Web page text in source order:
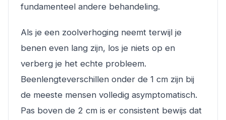
fundamenteel andere behandeling.
Als je een zoolverhoging neemt terwijl je
benen even lang zijn, los je niets op en
verberg je het echte probleem.
Beenlengteverschillen onder de 1 cm zijn bij
de meeste mensen volledig asymptomatisch.
Pas boven de 2 cm is er consistent bewijs dat